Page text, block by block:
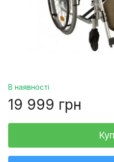
В наявності
19 999 грн